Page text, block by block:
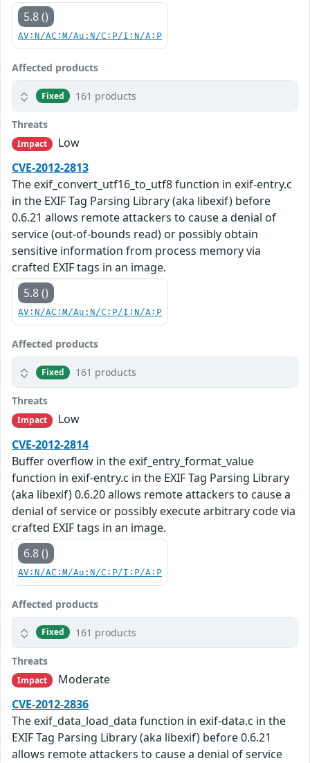
5.8 ()
AV:N/AC:M/Au:N/C:P/I:N/A:P
Affected products
Fixed 161 products
Threats
Impact
Low
CVE-2012-2813
The exif_convert_utf16_to_utf8 function in exif-entry.c
in the EXIF Tag Parsing Library (aka libexif) before
0.6.21 allows remote attackers to cause a denial of
service (out-of-bounds read) or possibly obtain
sensitive information from process memory via
crafted EXIF tags in an image.
5.8 ()
AV:N/AC:M/Au:N/C:P/I:N/A:P
Affected products
Fixed 161 products
Threats
Impact
Low
CVE-2012-2814
Buffer overflow in the exif_entry_format_value
function in exif-entry.c in the EXIF Tag Parsing Library
(aka libexif) 0.6.20 allows remote attackers to cause a
denial of service or possibly execute arbitrary code via
crafted EXIF tags in an image.
6.8 ()
AV:N/AC:M/Au:N/C:P/I:P/A:P
Affected products
Fixed 161 products
Threats
Impact
Moderate
CVE-2012-2836
The exif_data_load_data function in exif-data.c in the
EXIF Tag Parsing Library (aka libexif) before 0.6.21
allows remote attackers to cause a denial of service